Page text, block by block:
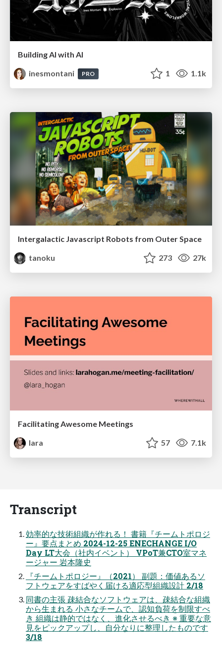
Building AI with AI
inesmontani
PRO 1 1.1k
Intergalactic Javascript Robots from Outer Space
tanoku
273 27k
Facilitating Awesome Meetings
lara
57 7.1k
Transcript
効率的な技術組織が作れる！ 書籍『チームトポロジ
ー』要点まとめ 2024-12-25 ENECHANGE I/O
Day LT大会（社内イベント） VPoT兼CTO室マネ
ージャー 岩本隆史
『チームトポロジー』（2021） 副題：価値あるソ
フトウェアをすばやく届ける適応型組織設計 2/18
同書の主張 疎結合なソフトウェアは、疎結合な組織
から生まれる 小さなチームで、認知負荷を制限すべ
き 組織は静的ではなく、進化させるべき ※ 重要な意
見をピックアップし、自分なりに整理したものです
3/18